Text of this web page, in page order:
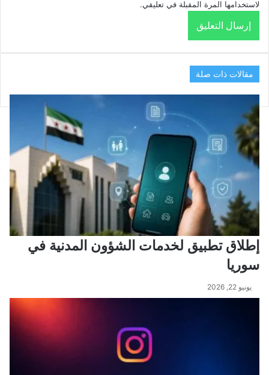
لاستخدامها المرة المقبلة في تعليقي.
مقالات ذات صلة
إطلاق تطبيق لخدمات الشؤون المدنية في
سوريا
يونيو 22, 2026